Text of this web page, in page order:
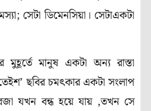
সেটা ডিমেনসিয়া। সেটাএকটা
মানুষ একটা অন্য রাস্তা
ছবির চমৎকার একটা সংলাপ
যখন বন্ধ হয়ে যায় ,তখন সে